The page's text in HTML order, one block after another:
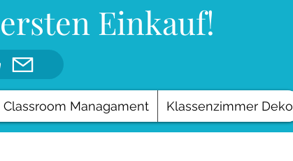
Einkauf!
Classroom Managament Klassenzimmer Deko